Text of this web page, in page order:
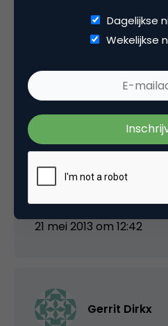
Roy Korpel
“Je kunt vandaag de
tegen lage kosten
in te zetten, door
Wacht niet, doe het. Dit is
We zitten allemaal liever
op de eerste rij.
21 mei 2013 om 12:42
Gerrit Dirkx
Dagelijkse
Wekelijkse